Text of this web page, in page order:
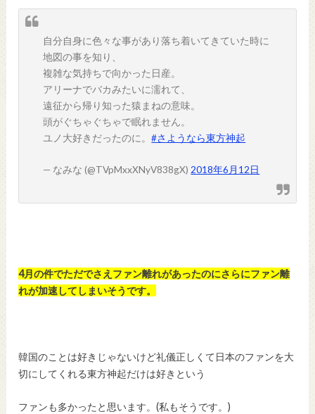
自分自身に色々な事があり落ち着いてきていた時に
地図の事を知り、
複雑な気持ちで向かった日産。
アリーナでバカみたいに濡れて、
遠征から帰り知った猿まねの意味。
頭がぐちゃぐちゃで眠れません。
ユノ大好きだったのに。#さようなら東方神起
— なみな (@TVpMxxXNyV838gX) 2018年6月12日
4月の件でただでさえファン離れがあったのにさらにファン離
れが加速してしまいそうです。
韓国のことは好きじゃないけど礼儀正しくて日本のファンを大
切にしてくれる東方神起だけは好きという
ファンも多かったと思います。(私もそうです。)